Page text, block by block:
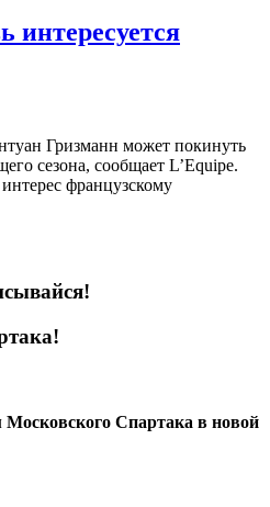
интересуется
Гризманн может покинуть
сезона, сообщает L’Equipe.
французскому
Спартака в новой